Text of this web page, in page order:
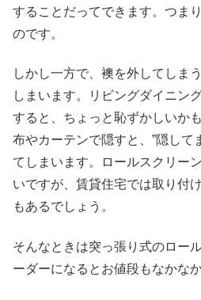
することだってできます。つま
のです。
しかし一方で、襖を外してしま
しまいます。リビングダイニン
すると、ちょっと恥ずかしいか
布やカーテンで隠すと、”隠して
てしまいます。ロールスクリー
いですが、賃貸住宅では取り付
もあるでしょう。
そんなときは突っ張り式のロー
ーダーになるとお値段もなかな